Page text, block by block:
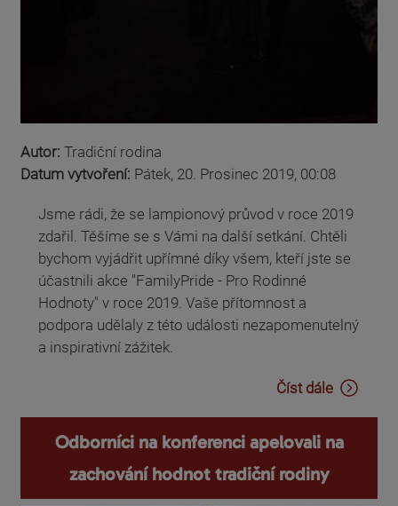
Autor: Tradiční rodina
Datum vytvoření: Pátek, 20. Prosinec 2019, 00:08
Jsme rádi, že se lampionový průvod v roce 2019
zdařil. Těšíme se s Vámi na další setkání. Chtěli
bychom vyjádřit upřímné díky všem, kteří jste se
účastnili akce "FamilyPride - Pro Rodinné
Hodnoty" v roce 2019. Vaše přítomnost a
podpora udělaly z této události nezapomenutelný
a inspirativní zážitek.
Číst dále
Odborníci na konferenci apelovali na
zachování hodnot tradiční rodiny